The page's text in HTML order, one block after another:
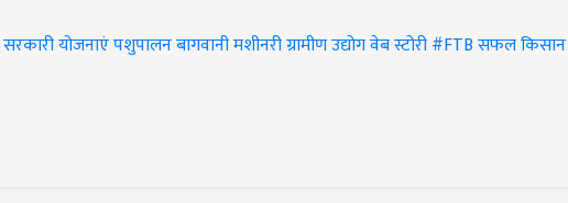
सरकारी योजनाएंपशुपालनबागवानीमशीनरीग्रामीण उद्योगवेब स्टोरी#FTBसफल किसान